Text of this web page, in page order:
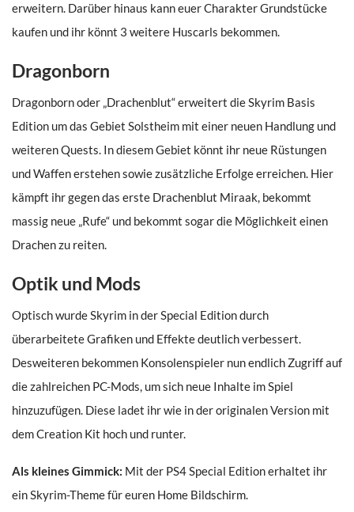
erweitern. Darüber hinaus kann euer Charakter Grundstücke
kaufen und ihr könnt 3 weitere Huscarls bekommen.
Dragonborn
Dragonborn oder „Drachenblut“ erweitert die Skyrim Basis
Edition um das Gebiet Solstheim mit einer neuen Handlung und
weiteren Quests. In diesem Gebiet könnt ihr neue Rüstungen
und Waffen erstehen sowie zusätzliche Erfolge erreichen. Hier
kämpft ihr gegen das erste Drachenblut Miraak, bekommt
massig neue „Rufe“ und bekommt sogar die Möglichkeit einen
Drachen zu reiten.
Optik und Mods
Optisch wurde Skyrim in der Special Edition durch
überarbeitete Grafiken und Effekte deutlich verbessert.
Desweiteren bekommen Konsolenspieler nun endlich Zugriff auf
die zahlreichen PC-Mods, um sich neue Inhalte im Spiel
hinzuzufügen. Diese ladet ihr wie in der originalen Version mit
dem Creation Kit hoch und runter.
Als kleines Gimmick: Mit der PS4 Special Edition erhaltet ihr
ein Skyrim-Theme für euren Home Bildschirm.